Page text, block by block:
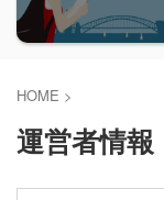
HOME >
運営者情報